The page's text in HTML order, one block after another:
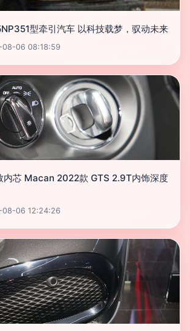
型牵引汽车 以科技载梦，驭动未来
08-06 08:18:59
内芯 Macan 2022款 GTS 2.9T内饰深度
08-06 12:24:26